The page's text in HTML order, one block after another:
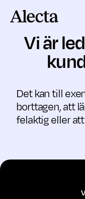
Vi är
Det kan till
borttagen, att
felaktig eller